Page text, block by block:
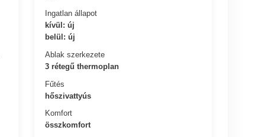
Ingatlan állapot
kívül: új
belül: új
Ablak szerkezete
3 rétegű thermoplan
Fűtés
hőszivattyús
Komfort
összkomfort